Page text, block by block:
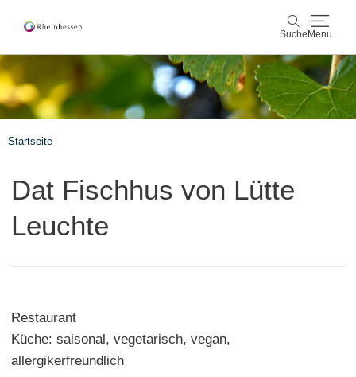
Suche Menu
Suche
Wein & Genuss
Startseite
Dat Fischhus von Lütte
Leuchte
Restaurant
Küche: saisonal, vegetarisch, vegan,
allergikerfreundlich